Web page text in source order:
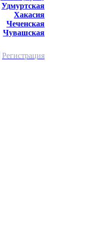
Удмуртская
Хакасия
Чеченская
Чувашская
Регистрация